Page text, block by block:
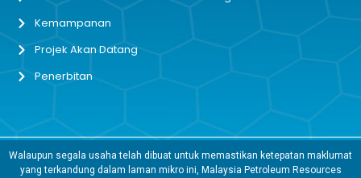
Kemampanan
Projek Akan Datang
Penerbitan
Walaupun segala usaha telah dibuat untuk memastikan ketepatan maklumat
yang terkandung dalam laman mikro ini, Malaysia Petroleum Resources